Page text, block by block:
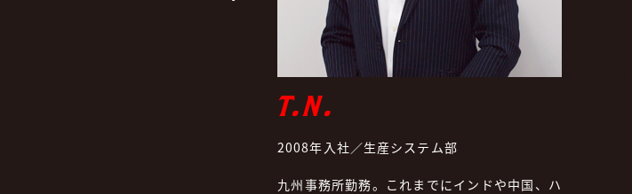
T.N.
2008年入社／生産システム部
九州事務所勤務。これまでにインドや中国、ハ